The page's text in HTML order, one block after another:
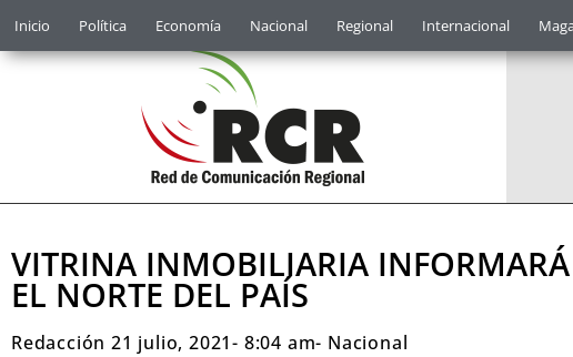
Inicio Política Economía Nacional Regional Internacional
VITRINA INMOBILIARIA INFORMARÁ
EL NORTE DEL PAÍS
Redacción 21 julio, 2021- 8:04 am- Nacional